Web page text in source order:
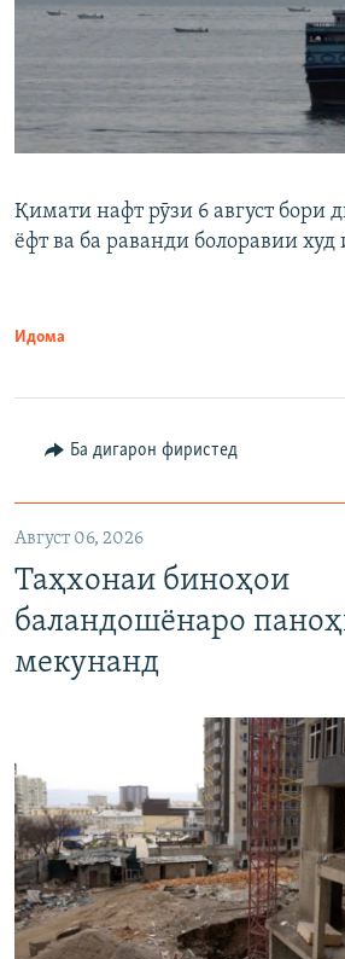
Қимати нафт рӯзи 6 август бори
ёфт ва ба раванди болоравии худ
Идома
Ба дигарон фиристед
Август 06, 2026
Таҳхонаи биноҳои
баландошёнаро
мекунанд